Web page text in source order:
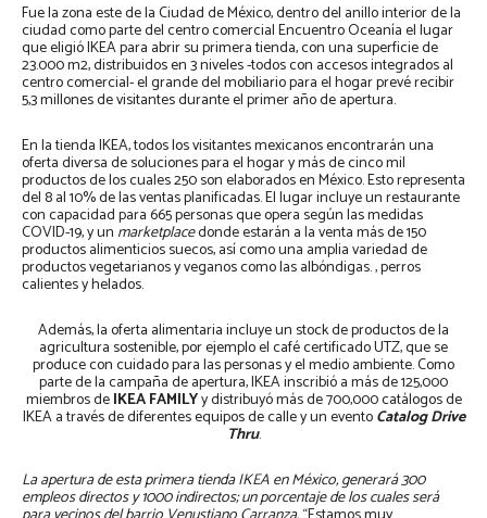
Fue la zona este de la Ciudad de México, dentro del anillo interior de la
ciudad como parte del centro comercial Encuentro Oceanía el lugar
que eligió IKEA para abrir su primera tienda, con una superficie de
23.000 m2, distribuidos en 3 niveles -todos con accesos integrados al
centro comercial- el grande del mobiliario para el hogar prevé recibir
5,3 millones de visitantes durante el primer año de apertura.
En la tienda IKEA, todos los visitantes mexicanos encontrarán una
oferta diversa de soluciones para el hogar y más de cinco mil
productos de los cuales 250 son elaborados en México. Esto representa
del 8 al 10% de las ventas planificadas. El lugar incluye un restaurante
con capacidad para 665 personas que opera según las medidas
COVID-19, y un marketplacedonde estarán a la venta más de 150
productos alimenticios suecos, así como una amplia variedad de
productos vegetarianos y veganos como las albóndigas. , perros
calientes y helados.
Además, la oferta alimentaria incluye un stock de productos de la
agricultura sostenible, por ejemplo el café certificado UTZ, que se
produce con cuidado para las personas y el medio ambiente. Como
parte de la campaña de apertura, IKEA inscribió a más de 125,000
miembros deIKEA FAMILYy distribuyó más de 700,000 catálogos de
IKEA a través de diferentes equipos de calle y un eventoCatalog Drive
Thru.
La apertura de esta primera tienda IKEA en México, generará 300
empleos directos y 1000 indirectos; un porcentaje de los cuales será